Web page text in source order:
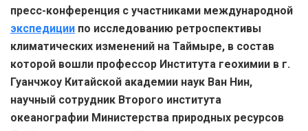
пресс-конференция с участниками международной
экспедиции по исследованию ретроспективы
климатических изменений на Таймыре, в состав
которой вошли профессор Института геохимии в г.
Гуанчжоу Китайской академии наук Ван Нин,
научный сотрудник Второго института
океанографии Министерства природных ресурсов